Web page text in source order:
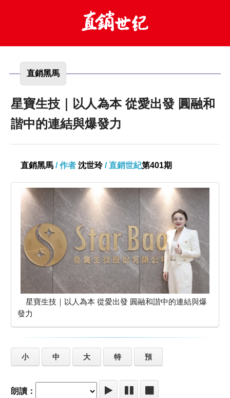
直銷黑馬
星寶生技｜以人為本 從愛出發 圓融和
諧中的連結與爆發力
直銷黑馬 / 作者 沈世玲 / 直銷世紀第401期
星寶生技｜以人為本 從愛出發 圓融和諧中的連結與爆
發力
小 中 大 特 預
朗讀：